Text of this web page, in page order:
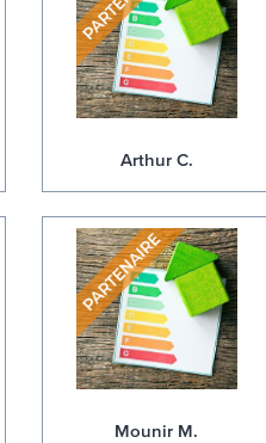
Arthur C.
Mounir M.